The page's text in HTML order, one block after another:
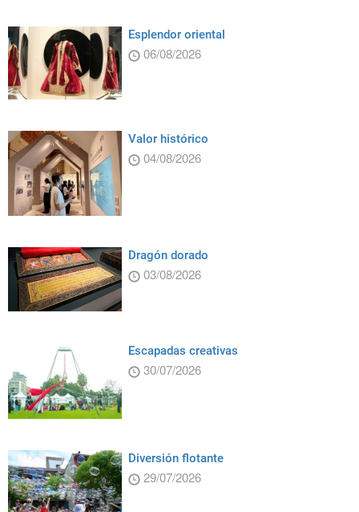
Esplendor oriental
06/08/2026
Valor histórico
04/08/2026
Dragón dorado
03/08/2026
Escapadas creativas
30/07/2026
Diversión flotante
29/07/2026